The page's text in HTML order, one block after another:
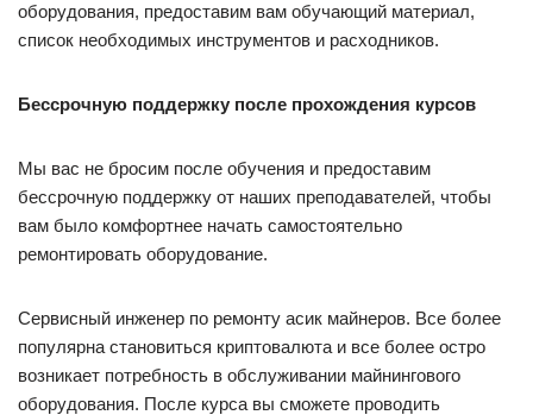
оборудования, предоставим вам обучающий материал,
список необходимых инструментов и расходников.
Бессрочную поддержку после прохождения курсов
Мы вас не бросим после обучения и предоставим
бессрочную поддержку от наших преподавателей, чтобы
вам было комфортнее начать самостоятельно
ремонтировать оборудование.
Сервисный инженер по ремонту асик майнеров. Все более
популярна становиться криптовалюта и все более остро
возникает потребность в обслуживании майнингового
оборудования. После курса вы сможете проводить